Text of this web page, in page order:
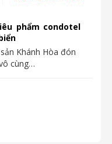
phẩm condotel
Khánh Hòa đón
cùng…